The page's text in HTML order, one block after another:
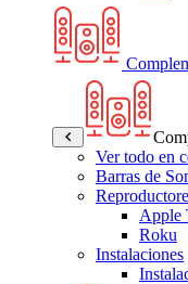
Ver todo en
Barras de
Apple
Roku
Instalaciones